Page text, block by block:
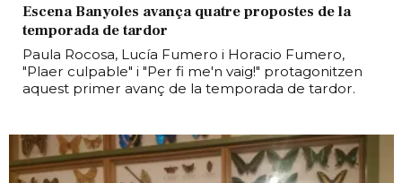
Escena Banyoles avança quatre propostes de la
temporada de tardor
Paula Rocosa, Lucía Fumero i Horacio Fumero,
"Plaer culpable" i "Per fi me'n vaig!" protagonitzen
aquest primer avanç de la temporada de tardor.